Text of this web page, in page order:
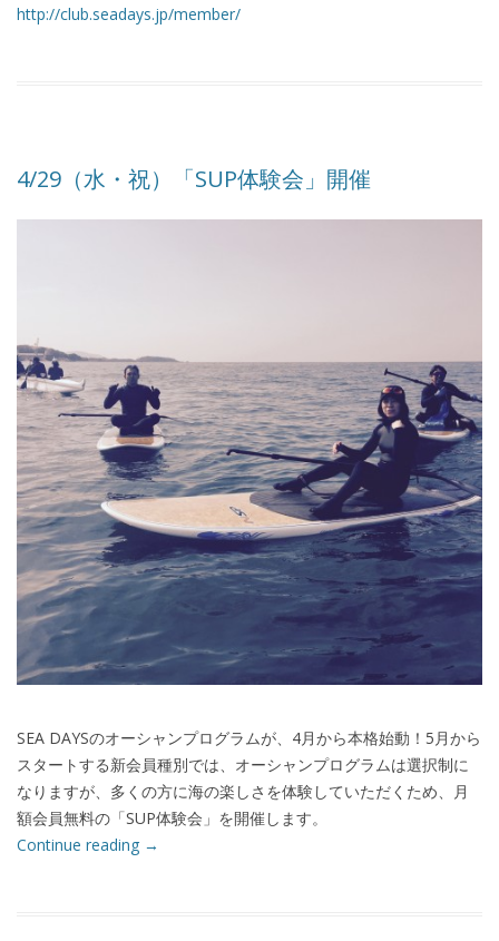
http://club.seadays.jp/member/
4/29（水・祝）「SUP体験会」開催
SEA DAYSのオーシャンプログラムが、4月から本格始動！5月から
スタートする新会員種別では、オーシャンプログラムは選択制に
なりますが、多くの方に海の楽しさを体験していただくため、月
額会員無料の「SUP体験会」を開催します。
Continue reading →